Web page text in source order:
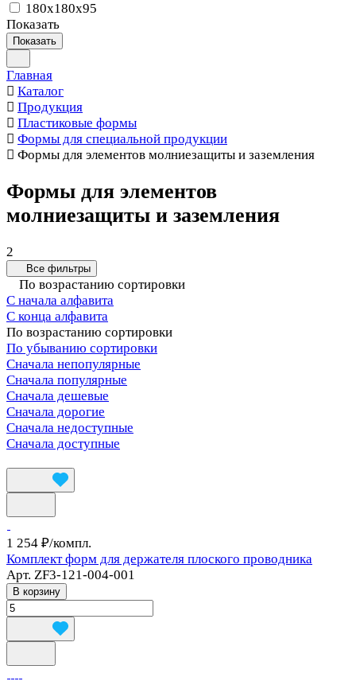
180х180х95
Показать
Показать
Главная
Каталог
Продукция
Пластиковые формы
Формы для специальной продукции
Формы для элементов молниезащиты и заземления
Формы для элементов
молниезащиты и заземления
2
Все фильтры
По возрастанию сортировки
С начала алфавита
С конца алфавита
По возрастанию сортировки
По убыванию сортировки
Сначала непопулярные
Сначала популярные
Сначала дешевые
Сначала дорогие
Сначала недоступные
Сначала доступные
1 254 ₽/компл.
Комплект форм для держателя плоского проводника
Арт. ZF3-121-004-001
В корзину